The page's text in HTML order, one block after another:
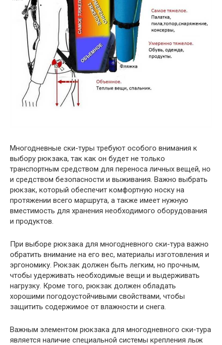
Многодневные ски-туры требуют особого внимания к
выбору рюкзака, так как он будет не только
транспортным средством для переноса личных вещей, но
и средством безопасности и выживания. Важно выбрать
рюкзак, который обеспечит комфортную носку на
протяжении всего маршрута, а также имеет нужную
вместимость для хранения необходимого оборудования
и продуктов.
При выборе рюкзака для многодневного ски-тура важно
обратить внимание на его вес, материалы изготовления и
эргономику. Рюкзак должен быть легким, но прочным,
чтобы удерживать необходимые вещи и выдерживать
нагрузку. Кроме того, рюкзак должен обладать
хорошими погодоустойчивыми свойствами, чтобы
защитить содержимое от влажности и снега.
Важным элементом рюкзака для многодневного ски-тура
является наличие специальной системы крепления лыж